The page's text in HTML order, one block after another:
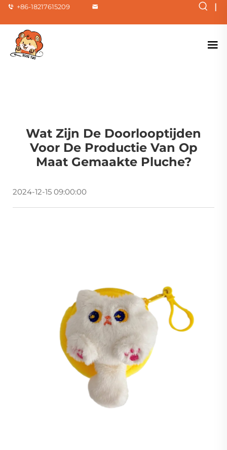
+86-18217615209 |
Wat Zijn De Doorlooptijden
Voor De Productie Van Op
Maat Gemaakte Pluche?
2024-12-15 09:00:00